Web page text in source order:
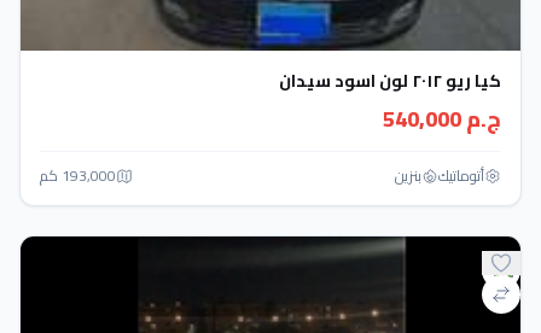
كيا ريو ٢٠١٢ لون اسود سيدان
ج.م 540,000
أتوماتيك‎ بنزين 193,000 كم